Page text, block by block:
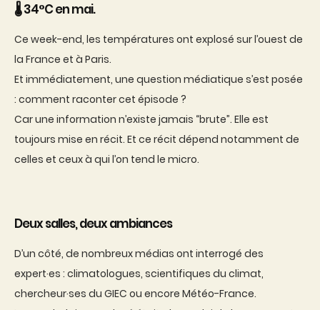
🌡️ 34°C en mai.
Ce week-end, les températures ont explosé sur l’ouest de
la France et à Paris.
Et immédiatement, une question médiatique s’est posée
: comment raconter cet épisode ?
Car une information n’existe jamais “brute”. Elle est
toujours mise en récit. Et ce récit dépend notamment de
celles et ceux à qui l’on tend le micro.
Deux salles, deux ambiances
D’un côté, de nombreux médias ont interrogé des
expert·es : climatologues, scientifiques du climat,
chercheur·ses du GIEC ou encore Météo-France.